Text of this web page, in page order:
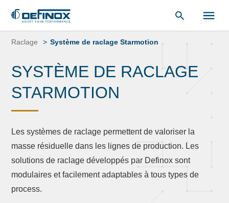
Aller
«Bibliothèque de documents
Raclage Système de raclage Starmotion
SYSTÈME DE RACLAGE
STARMOTION
Les systèmes de raclage permettent de valoriser la
masse résiduelle dans les lignes de production. Les
solutions de raclage développés par Definox sont
modulaires et facilement adaptables à tous types de
process.